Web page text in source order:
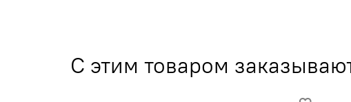
С этим товаром